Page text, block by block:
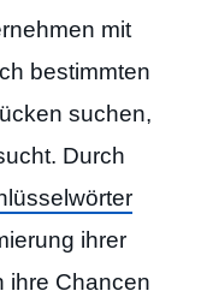
mit
bestimmten
suchen,
Durch
ihrer
ihre Chancen